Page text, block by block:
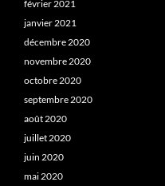
février 2021
janvier 2021
décembre 2020
novembre 2020
octobre 2020
septembre 2020
août 2020
juillet 2020
juin 2020
mai 2020